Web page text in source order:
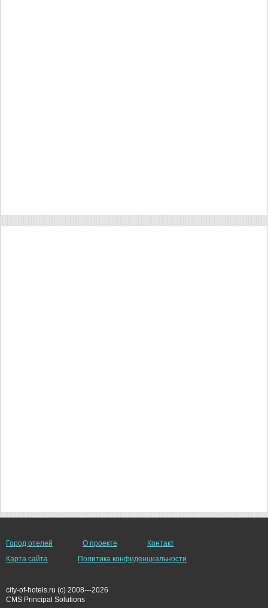
Город отелей О проекте
Контакт
Карта сайта
Политика конфиденциальности
city-of-hotels.ru (c) 2008---2026
СMS Principal Solutions